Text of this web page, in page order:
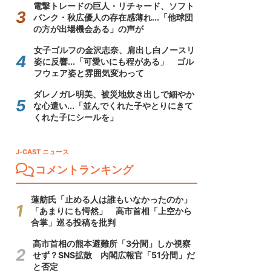
電撃トレードの巨人・リチャード、ソフト
バンク・秋広優人の存在感薄れ...「他球団
の方が出場機会ある」の声が
女子ゴルフの金沢志奈、肩出し白ノースリ
姿に反響...「可愛いにも程がある」 ゴル
フウェア姿と雰囲気変わって
ダレノガレ明美、被災地炊き出しで細やか
な心遣い...「並んでくれた子やとりにきて
くれた子にシールを」
J-CAST ニュース
コメントランキング
蓮舫氏「止める人は誰もいなかったのか」
「あまりにも愕然」 高市首相「上空から
合掌」巡る投稿を批判
高市首相の熊本避難所「3分間」しか視察
せず？SNS拡散 内閣広報官「51分間」だ
と否定